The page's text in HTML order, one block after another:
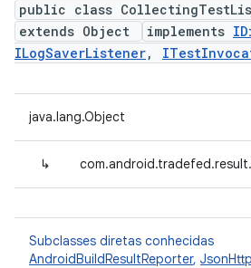
public class
extends Object
implements
ILogSaverListener,
java.lang.Object
↳
Subclasses diretas conhecidas
AndroidBuildResultReporter,